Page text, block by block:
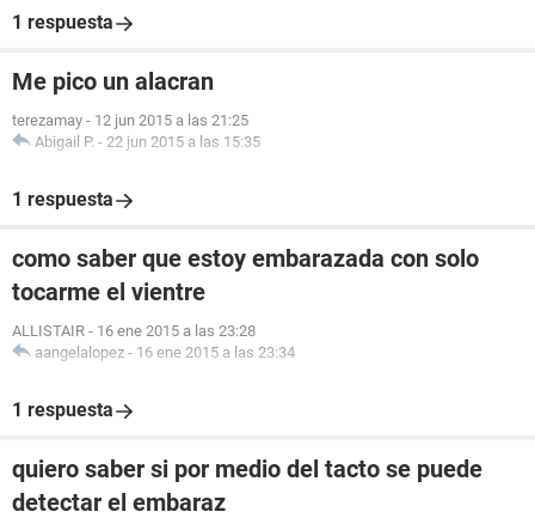
1 respuesta
Me pico un alacran
terezamay - 12 jun 2015 a las 21:25
Abigail P. - 22 jun 2015 a las 15:35
1 respuesta
como saber que estoy embarazada con solo
tocarme el vientre
ALLISTAIR - 16 ene 2015 a las 23:28
aangelalopez - 16 ene 2015 a las 23:34
1 respuesta
quiero saber si por medio del tacto se puede
detectar el embaraz